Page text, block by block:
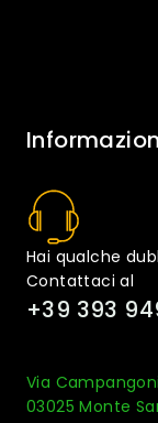
Hai qualche
Contattaci al
+39 393
Via
03025 Monte